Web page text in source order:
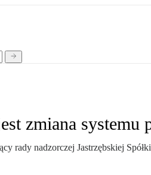
zmiana systemu
rady nadzorczej Jastrzębskiej